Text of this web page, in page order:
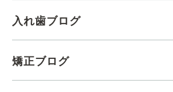
入れ歯ブログ
矯正ブログ